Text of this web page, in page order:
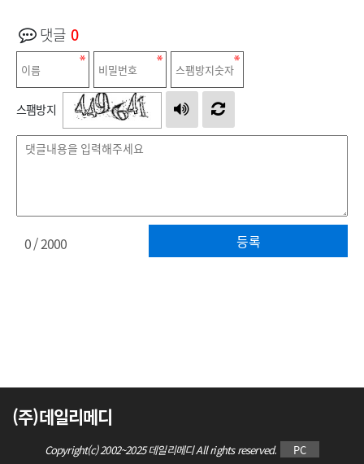
댓글 0
스팸방지
등록
0/ 2000
(주)데일리메디
Copyright(c) 2002~2025 데일리메디 All rights reserved. PC